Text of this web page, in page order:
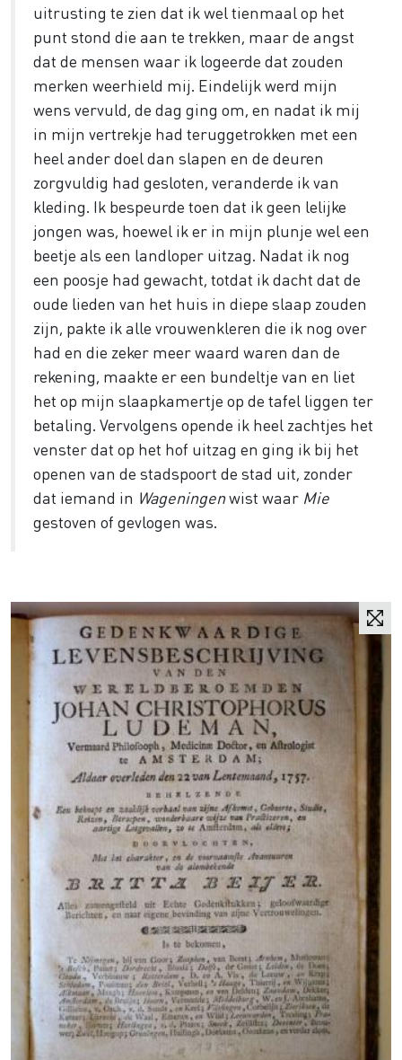
uitrusting te zien dat ik wel tienmaal op het
punt stond die aan te trekken, maar de angst
dat de mensen waar ik logeerde dat zouden
merken weerhield mij. Eindelijk werd mijn
wens vervuld, de dag ging om, en nadat ik mij
in mijn vertrekje had teruggetrokken met een
heel ander doel dan slapen en de deuren
zorgvuldig had gesloten, veranderde ik van
kleding. Ik bespeurde toen dat ik geen lelijke
jongen was, hoewel ik er in mijn plunje wel een
beetje als een landloper uitzag. Nadat ik nog
een poosje had gewacht, totdat ik dacht dat de
oude lieden van het huis in diepe slaap zouden
zijn, pakte ik alle vrouwenkleren die ik nog over
had en die zeker meer waard waren dan de
rekening, maakte er een bundeltje van en liet
het op mijn slaapkamertje op de tafel liggen ter
betaling. Vervolgens opende ik heel zachtjes het
venster dat op het hof uitzag en ging ik bij het
openen van de stadspoort de stad uit, zonder
dat iemand in Wageningenwist waar Mie
gestoven of gevlogen was.